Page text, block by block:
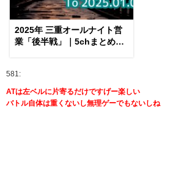
2025年 三重オールナイト営
業「後半戦」｜5chまとめ＆
581:
ATは左ベルに片寄るだけですげー楽しい
バトル自体は重くないし無理ゲーでもないしね